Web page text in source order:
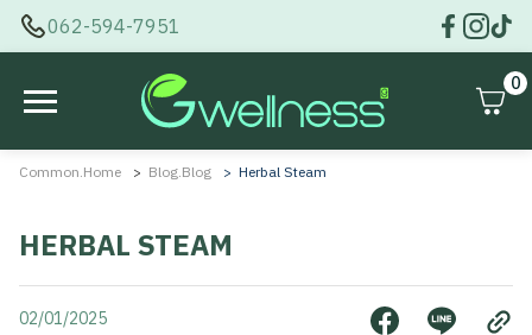
062-594-7951
0
Common.home Blog.blog Herbal Steam
HERBAL STEAM
02/01/2025